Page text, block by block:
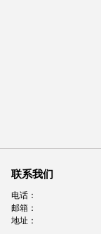
联系我们
电话：
邮箱：
地址：